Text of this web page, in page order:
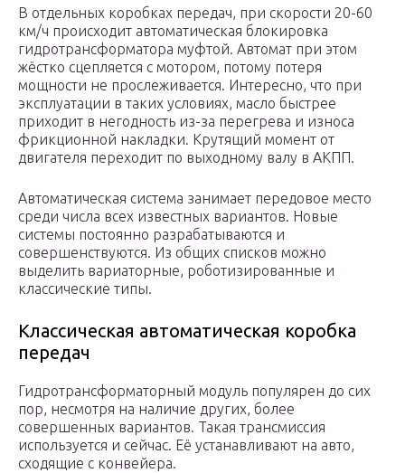
В отдельных коробках передач, при скорости 20-60
км/ч происходит автоматическая блокировка
гидротрансформатора муфтой. Автомат при этом
жёстко сцепляется с мотором, потому потеря
мощности не прослеживается. Интересно, что при
эксплуатации в таких условиях, масло быстрее
приходит в негодность из-за перегрева и износа
фрикционной накладки. Крутящий момент от
двигателя переходит по выходному валу в АКПП.
Автоматическая система занимает передовое место
среди числа всех известных вариантов. Новые
системы постоянно разрабатываются и
совершенствуются. Из общих списков можно
выделить вариаторные, роботизированные и
классические типы.
Классическая автоматическая коробка
передач
Гидротрансформаторный модуль популярен до сих
пор, несмотря на наличие других, более
совершенных вариантов. Такая трансмиссия
используется и сейчас. Её устанавливают на авто,
сходящие с конвейера.